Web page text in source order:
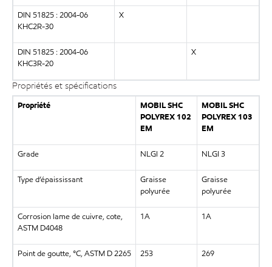
DIN 51825 : 2004-06
KHC2R-30
X
DIN 51825 : 2004-06
KHC3R-20
X
Propriétés et spécifications
Propriété
MOBIL SHC
POLYREX 102
EM
MOBIL SHC
POLYREX 103
EM
Grade NLGI 2 NLGI 3
Type d’épaississant
Graisse
polyurée
Graisse
polyurée
Corrosion lame de cuivre, cote,
ASTM D4048
1A 1A
Point de goutte, °C, ASTM D 2265 253 269